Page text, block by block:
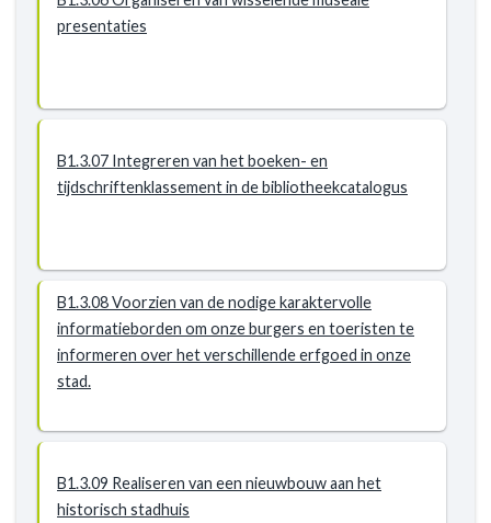
presentaties
B1.3.07 Integreren van het boeken- en
tijdschriftenklassement in de bibliotheekcatalogus
B1.3.08 Voorzien van de nodige karaktervolle
informatieborden om onze burgers en toeristen te
informeren over het verschillende erfgoed in onze
stad.
B1.3.09 Realiseren van een nieuwbouw aan het
historisch stadhuis